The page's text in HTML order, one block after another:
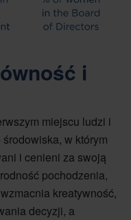
i
miejscu ludzi i
w którym
i cenieni za swoją
pochodzenia,
kreatywność,
decyzji, a